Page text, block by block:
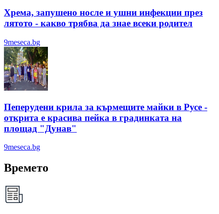
Хрема, запушено носле и ушни инфекции през
лятотo - какво трябва да знае всеки родител
9meseca.bg
Пеперудени крила за кърмещите майки в Русе -
открита е красива пейка в градинката на
площад "Дунав"
9meseca.bg
Времето